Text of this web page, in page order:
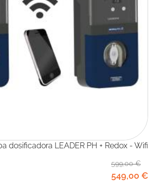
dosificadora LEADER PH + Redox - Wifi
599,00€
549,00 €